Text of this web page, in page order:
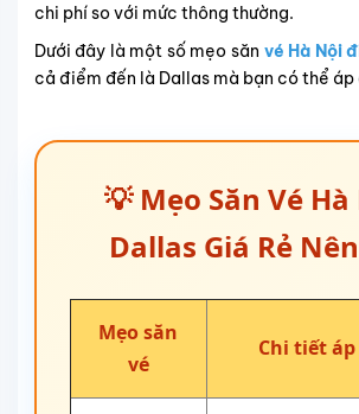
chi phí so với mức thông thường.
Dưới đây là một số mẹo săn vé Hà Nội
cả điểm đến là Dallas mà bạn có thể áp
💡 Mẹo Săn Vé Hà
Dallas Giá Rẻ
Mẹo săn
vé
Chi tiết